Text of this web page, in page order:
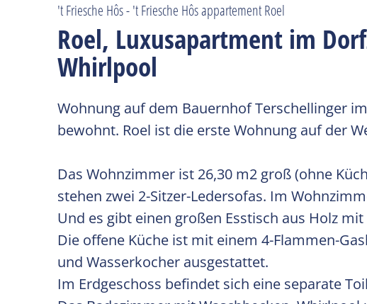
't Friesche Hôs - 't Friesche Hôs appartement Roel
Roel, Luxusapartment im
Whirlpool
Wohnung auf dem Bauernhof Terschellinger
bewohnt. Roel ist die erste Wohnung auf der
Das Wohnzimmer ist 26,30 m2 groß (ohne
stehen zwei 2-Sitzer-Ledersofas. Im
Und es gibt einen großen Esstisch aus Holz
Die offene Küche ist mit einem 4-Flammen-
und Wasserkocher ausgestattet.
Im Erdgeschoss befindet sich eine separate